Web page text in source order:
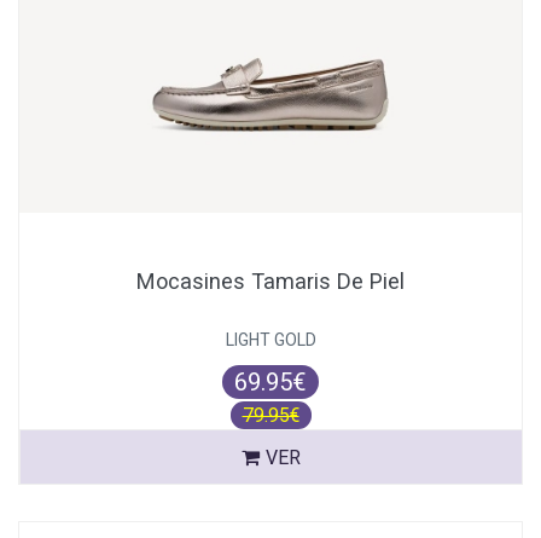
Mocasines Tamaris De Piel
LIGHT GOLD
69.95€
79.95€
VER